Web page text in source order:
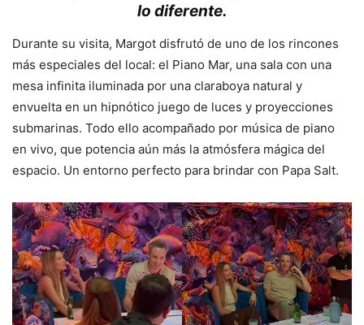
lo diferente.
Durante su visita, Margot disfrutó de uno de los rincones
más especiales del local: el Piano Mar, una sala con una
mesa infinita iluminada por una claraboya natural y
envuelta en un hipnótico juego de luces y proyecciones
submarinas. Todo ello acompañado por música de piano
en vivo, que potencia aún más la atmósfera mágica del
espacio. Un entorno perfecto para brindar con Papa Salt.